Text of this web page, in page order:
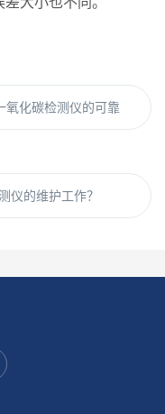
氧化碳检测仪的可靠
仪的维护工作？